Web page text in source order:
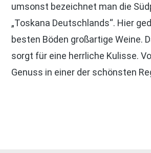
umsonst bezeichnet man die
„Toskana Deutschlands“. Hier
besten Böden großartige Weine.
sorgt für eine herrliche Kulisse.
Genuss in einer der schönsten